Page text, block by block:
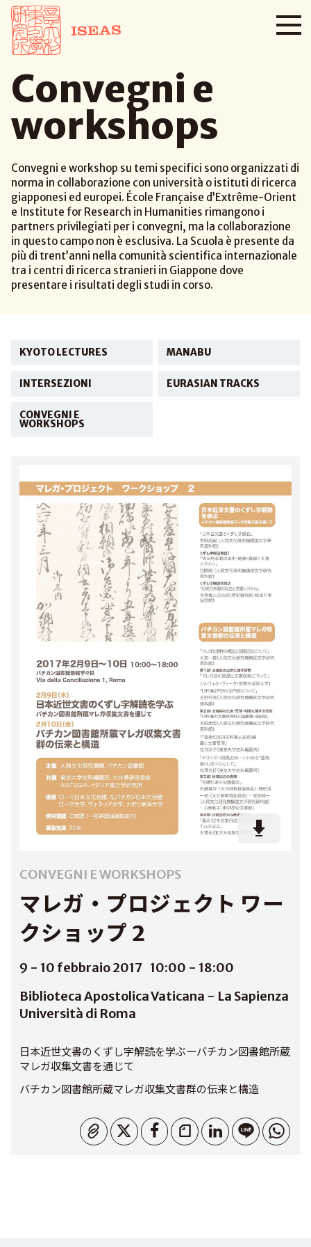
Convegni e
workshops
Convegni e workshop su temi specifici sono organizzati di
norma in collaborazione con università o istituti di ricerca
giapponesi ed europei. École Française d’Extrême-Orient
e Institute for Research in Humanities rimangono i
partners privilegiati per i convegni, ma la collaborazione
in questo campo non è esclusiva. La Scuola è presente da
più di trent’anni nella comunità scientifica internazionale
tra i centri di ricerca stranieri in Giappone dove
presentare i risultati degli studi in corso.
KYOTO LECTURES MANABU
INTERSEZIONI EURASIAN TRACKS
CONVEGNI E
WORKSHOPS
CONVEGNI E WORKSHOPS
マレガ・プロジェクト ワー
クショップ 2
9 - 10 febbraio 2017 10:00 - 18:00
Biblioteca Apostolica Vaticana - La Sapienza
Università di Roma
日本近世文書のくずし字解読を学ぶーバチカン図書館所蔵
マレガ収集文書を通じて
バチカン図書館所蔵マレガ収集文書群の伝来と構造
Copiato